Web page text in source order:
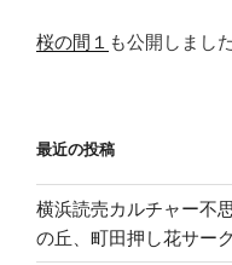
桜の間１ も公開しました
最近の投稿
横浜読売カルチャー不
の丘、町田押し花サー